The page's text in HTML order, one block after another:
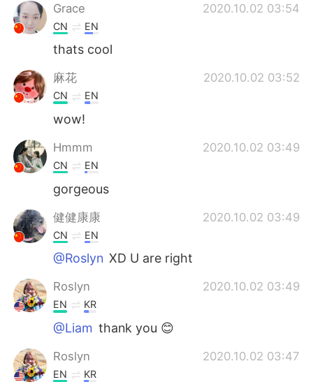
Grace 2020.10.02 03:54
CN EN
thats cool
麻花 2020.10.02 03:52
CN EN
wow!
Hmmm 2020.10.02 03:49
CN EN
gorgeous
健健康康 2020.10.02 03:49
CN EN
@Roslyn XD U are right
Roslyn 2020.10.02 03:49
EN KR
@Liam thank you 😊
Roslyn 2020.10.02 03:47
EN KR